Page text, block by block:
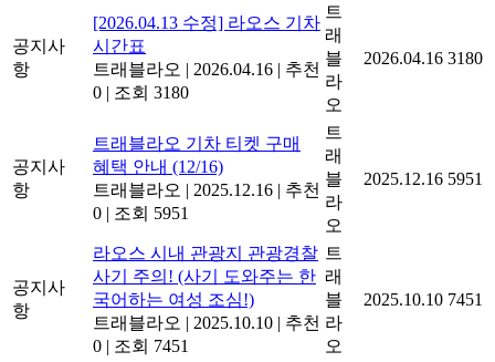
공지사
항
[2026.04.13 수정] 라오스 기차
시간표
트래블라오 | 2026.04.16 | 추천
0 | 조회 3180
트
래
블
라
오
2026.04.16 3180
공지사
항
트래블라오 기차 티켓 구매
혜택 안내 (12/16)
트래블라오 | 2025.12.16 | 추천
0 | 조회 5951
트
래
블
라
오
2025.12.16 5951
공지사
항
라오스 시내 관광지 관광경찰
사기 주의! (사기 도와주는 한
국어하는 여성 조심!)
트래블라오 | 2025.10.10 | 추천
0 | 조회 7451
트
래
블
라
오
2025.10.10 7451